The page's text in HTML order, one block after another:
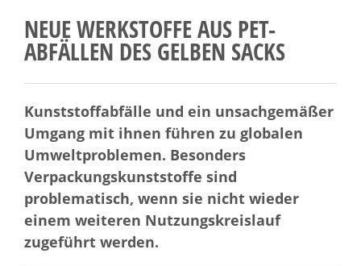
NEUE WERKSTOFFE AUS PET-
ABFÄLLEN DES GELBEN SACKS
Kunststoffabfälle und ein unsachgemäßer
Umgang mit ihnen führen zu globalen
Umweltproblemen. Besonders
Verpackungskunststoffe sind
problematisch, wenn sie nicht wieder
einem weiteren Nutzungskreislauf
zugeführt werden.